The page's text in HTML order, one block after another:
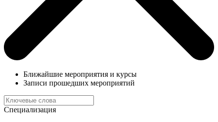
Ближайшие мероприятия и курсы
Записи прошедших мероприятий
Специализация